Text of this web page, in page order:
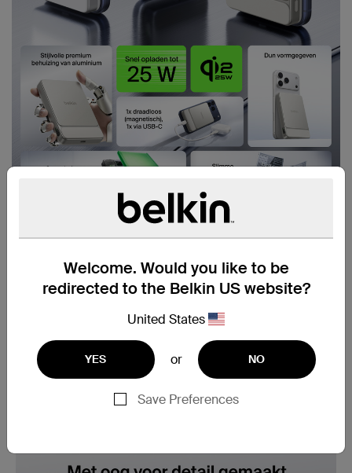
Welcome. Would you like to be
redirected to the Belkin US website?
United States
YES or NO
Save Preferences